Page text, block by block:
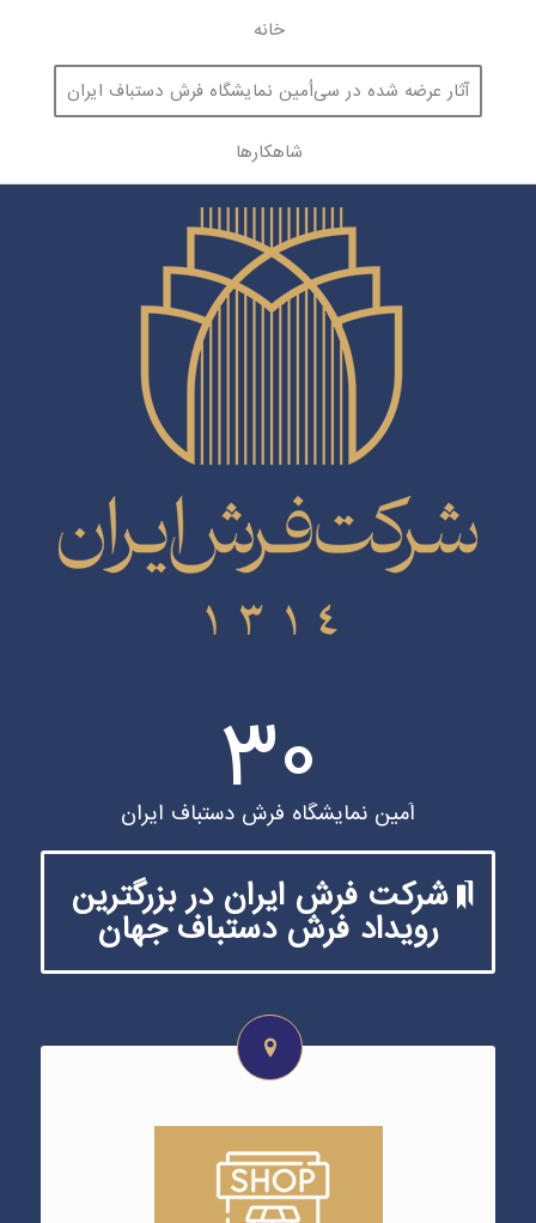
خانه
آثار عرضه شده در سی‌اُمین نمایشگاه فرش دستباف ایران
شاهکارها
30
اُمین نمایشگاه فرش دستباف ایران
شرکت فرش ایران در بزرگترین
رویداد فرش دستباف جهان